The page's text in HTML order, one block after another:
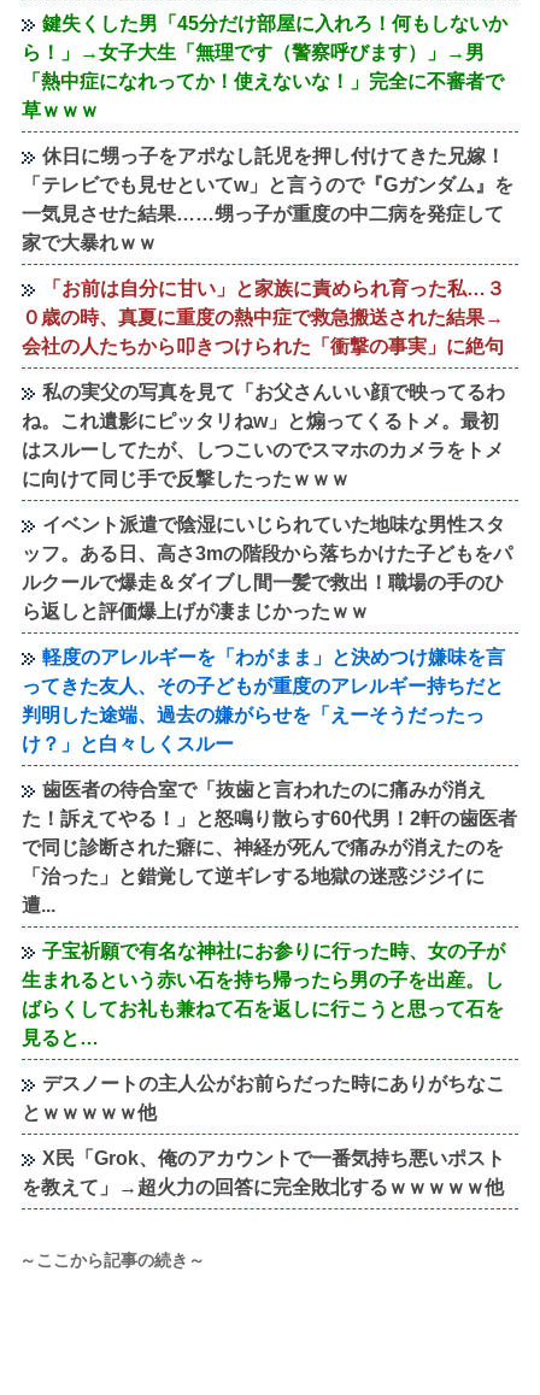
鍵失くした男「45分だけ部屋に入れろ！何もしないか
ら！」→女子大生「無理です（警察呼びます）」→男
「熱中症になれってか！使えないな！」完全に不審者で
草ｗｗｗ
休日に甥っ子をアポなし託児を押し付けてきた兄嫁！
「テレビでも見せといてw」と言うので『Gガンダム』を
一気見させた結果……甥っ子が重度の中二病を発症して
家で大暴れｗｗ
「お前は自分に甘い」と家族に責められ育った私…３
０歳の時、真夏に重度の熱中症で救急搬送された結果→
会社の人たちから叩きつけられた「衝撃の事実」に絶句
私の実父の写真を見て「お父さんいい顔で映ってるわ
ね。これ遺影にピッタリねw」と煽ってくるトメ。最初
はスルーしてたが、しつこいのでスマホのカメラをトメ
に向けて同じ手で反撃したったｗｗｗ
イベント派遣で陰湿にいじられていた地味な男性スタ
ッフ。ある日、高さ3mの階段から落ちかけた子どもをパ
ルクールで爆走＆ダイブし間一髪で救出！職場の手のひ
ら返しと評価爆上げが凄まじかったｗｗ
軽度のアレルギーを「わがまま」と決めつけ嫌味を言
ってきた友人、その子どもが重度のアレルギー持ちだと
判明した途端、過去の嫌がらせを「えーそうだったっ
け？」と白々しくスルー
歯医者の待合室で「抜歯と言われたのに痛みが消え
た！訴えてやる！」と怒鳴り散らす60代男！2軒の歯医者
で同じ診断された癖に、神経が死んで痛みが消えたのを
「治った」と錯覚して逆ギレする地獄の迷惑ジジイに
遭...
子宝祈願で有名な神社にお参りに行った時、女の子が
生まれるという赤い石を持ち帰ったら男の子を出産。し
ばらくしてお礼も兼ねて石を返しに行こうと思って石を
見ると…
デスノートの主人公がお前らだった時にありがちなこ
とｗｗｗｗｗ他
X民「Grok、俺のアカウントで一番気持ち悪いポスト
を教えて」→超火力の回答に完全敗北するｗｗｗｗｗ他
～ここから記事の続き～